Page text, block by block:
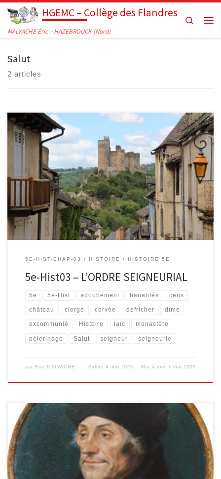
Passer au contenuHGEMC – Collège des Flandres
MALVACHE Éric – HAZEBROUCK (Nord)
Search
Salut
2 articles
5E-HIST-CHAP-03 HISTOIRE HISTOIRE 5E
5e-Hist03 – L’ORDRE SEIGNEURIAL
5e 5e-Hist adoubement banalités cens
château clergé corvée défricher dîme
excommunié Histoire laïc monastère
pèlerinage Salut seigneur seigneurie
par Eric MALVACHE Publié4 mai 2025 Mis à jour7 mai 2025